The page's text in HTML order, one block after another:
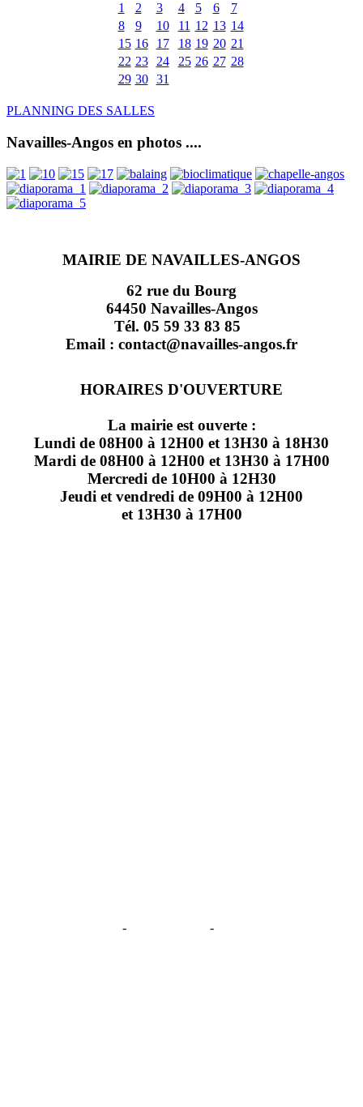
1
2 3 4 5 6
7
8
9 10 11 12 13 14
15 16 17 18 19 20 21
22 23 24 25 26 27 28
29 30 31
PLANNING DES SALLES
Navailles-Angos en photos ....
MAIRIE DE NAVAILLES-ANGOS
62 rue du Bourg
64450 Navailles-Angos
Tél. 05 59 33 83 85
Email : contact@navailles-angos.fr
HORAIRES D'OUVERTURE
La mairie est ouverte :
Lundi de 08H00 à 12H00 et 13H30 à 18H30
Mardi de 08H00 à 12H00 et 13H30 à 17H00
Mercredi de 10H00 à 12H30
Jeudi et vendredi de 09H00 à 12H00
et 13H30 à 17H00
- -